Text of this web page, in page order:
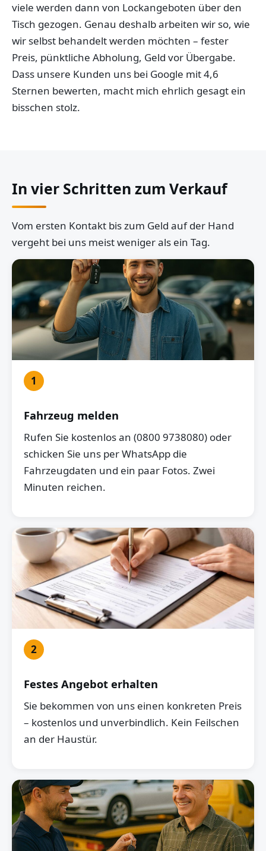
viele werden dann von Lockangeboten über den
Tisch gezogen. Genau deshalb arbeiten wir so, wie
wir selbst behandelt werden möchten – fester
Preis, pünktliche Abholung, Geld vor Übergabe.
Dass unsere Kunden uns bei Google mit 4,6
Sternen bewerten, macht mich ehrlich gesagt ein
bisschen stolz.
In vier Schritten zum Verkauf
Vom ersten Kontakt bis zum Geld auf der Hand
vergeht bei uns meist weniger als ein Tag.
1
Fahrzeug melden
Rufen Sie kostenlos an (0800 9738080) oder
schicken Sie uns per WhatsApp die
Fahrzeugdaten und ein paar Fotos. Zwei
Minuten reichen.
2
Festes Angebot erhalten
Sie bekommen von uns einen konkreten Preis
– kostenlos und unverbindlich. Kein Feilschen
an der Haustür.